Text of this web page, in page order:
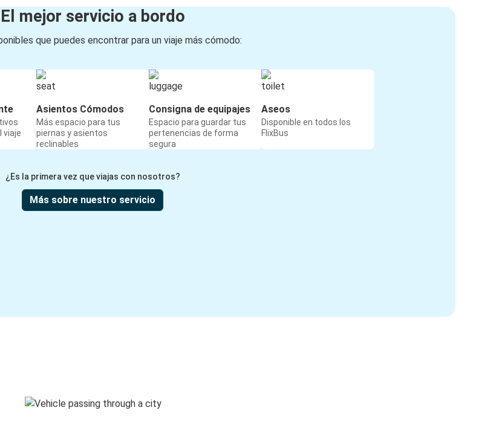
El mejor servicio a bordo
que puedes encontrar para un viaje más cómodo:
viaje
Asientos Cómodos
Más espacio para tus
piernas y asientos
reclinables
Consigna de equipajes
Espacio para guardar tus
pertenencias de forma
segura
Aseos
Disponible en todos los
FlixBus
¿Es la primera vez que viajas con nosotros?
Más sobre nuestro servicio